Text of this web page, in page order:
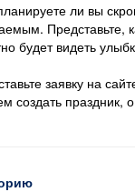
ли вы
Представьте,
будет видеть
заявку на
создать праздник,